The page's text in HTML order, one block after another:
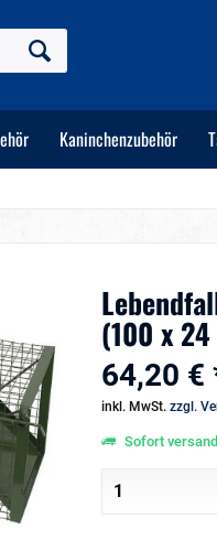
Kaninchenzubehör
(100 x
64,20 €
inkl. MwSt. zzgl.
Sofort